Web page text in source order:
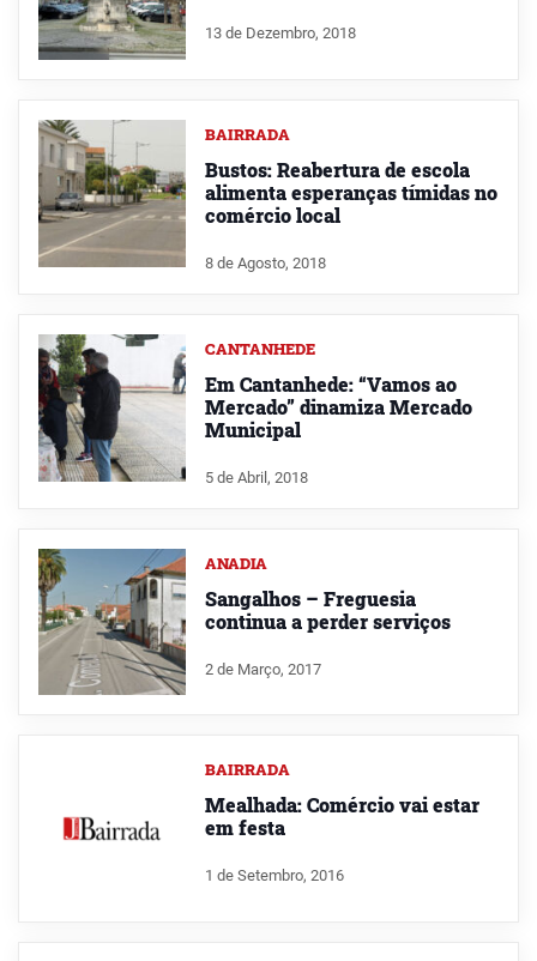
13 de Dezembro, 2018
BAIRRADA
Bustos: Reabertura de escola
alimenta esperanças tímidas no
comércio local
8 de Agosto, 2018
CANTANHEDE
Em Cantanhede: “Vamos ao
Mercado” dinamiza Mercado
Municipal
5 de Abril, 2018
ANADIA
Sangalhos – Freguesia
continua a perder serviços
2 de Março, 2017
BAIRRADA
Mealhada: Comércio vai estar
em festa
1 de Setembro, 2016